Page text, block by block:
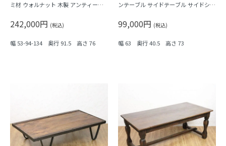
ミ材 ウォルナット 木製 アンティーク
242,000円 (税込)
幅 53-94-134 奥行 91.5 高さ 76
ンテーブル サイドテーブル サイドシェ
99,000円 (税込)
幅 63 奥行 40.5 高さ 73